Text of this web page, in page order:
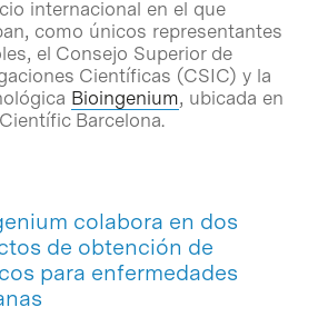
internacional en el que
como únicos representantes
el Consejo Superior de
Científicas (CSIC) y la
Bioingenium, ubicada en
Barcelona.
colabora en dos
de obtención de
para enfermedades